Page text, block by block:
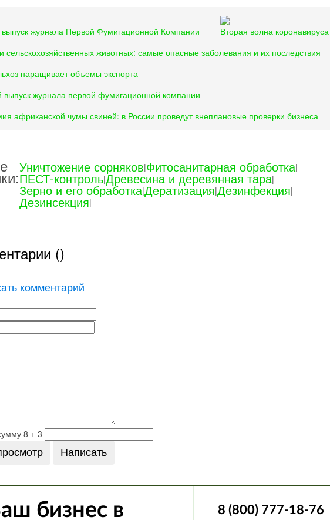
выпуск журнала Первой Фумигационной Компании
Вторая волна коронавируса
сельскохозяйственных животных: самые опасные заболевания и их последствия
наращивает объемы экспорта
выпуск журнала первой фумигационной компании
африканской чумы свиней: в России проведут внеплановые проверки бизнеса
Уничтожение сорняков|Фитосанитарная обработка|
ПЕСТ-контроль|Древесина и деревянная тара|
Зерно и его обработка|Дератизация|Дезинфекция|
Дезинсекция|
()
комментарий
8 + 3
бизнес в
8 (800) 777-18-76